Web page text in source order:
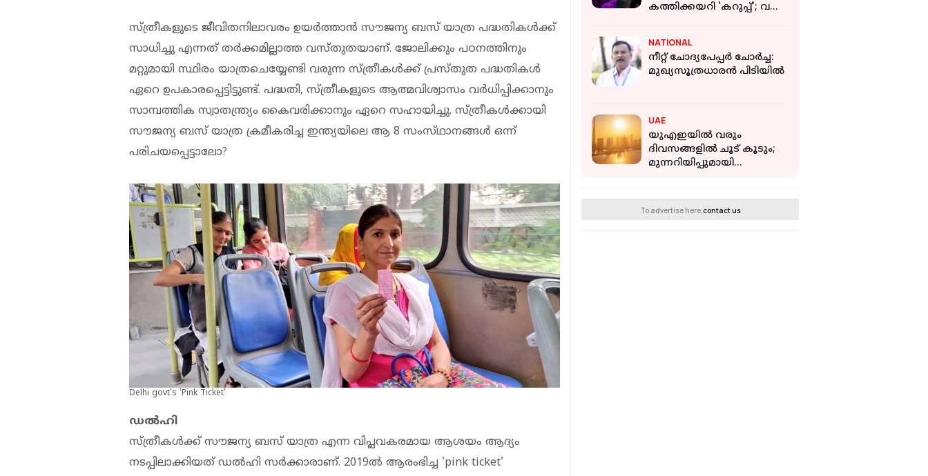
സ്ത്രീകളുടെ ജീവിതനിലാവരം ഉയർത്താൻ സൗജന്യ ബസ് യാത്ര പദ്ധതികൾക്ക്
സാധിച്ചു എന്നത് തർക്കമില്ലാത്ത വസ്തുതയാണ്. ജോലിക്കും പഠനത്തിനും
മറ്റുമായി സ്ഥിരം യാത്രചെയ്യേണ്ടി വരുന്ന സ്ത്രീകൾക്ക് പ്രസ്തുത പദ്ധതികൾ
ഏറെ ഉപകാരപ്പെട്ടിട്ടുണ്ട്. പദ്ധതി, സ്ത്രീകളുടെ ആത്മവിശ്വാസം വർധിപ്പിക്കാനും
സാമ്പത്തിക സ്വാതന്ത്ര്യം കൈവരിക്കാനും ഏറെ സഹായിച്ചു. സ്ത്രീകൾക്കായി
സൗജന്യ ബസ് യാത്ര ക്രമീകരിച്ച ഇന്ത്യയിലെ ആ 8 സംസ്‌ഥാനങ്ങൾ ഒന്ന്
പരിചയപ്പെട്ടാലോ?
Delhi govt's 'Pink Ticket'
ഡൽഹി
സ്ത്രീകൾക്ക് സൗജന്യ ബസ് യാത്ര എന്ന വിപ്ലവകരമായ ആശയം ആദ്യം
നടപ്പിലാക്കിയത് ഡൽഹി സർക്കാരാണ്. 2019ൽ ആരംഭിച്ച 'pink ticket'
കത്തിക്കയറി 'കറുപ്പ്'; വൻ
NATIONAL
നീറ്റ് ചോദ്യപേപ്പര്‍ ചോര്‍ച്ച:
മുഖ്യസൂത്രധാരൻ പിടിയിൽ
UAE
യുഎഇയില്‍ വരും
ദിവസങ്ങളില്‍ ചൂട് കൂടും;
മുന്നറിയിപ്പുമായി
To advertise here, contact us